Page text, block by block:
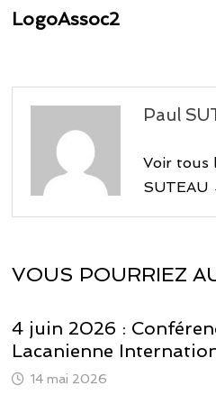
l’article
précédente :
LogoAssoc2
Paul
Voir tous
SUTEAU
VOUS POURRIEZ
4 juin 2026 :
Lacanienne
14 mai 2026